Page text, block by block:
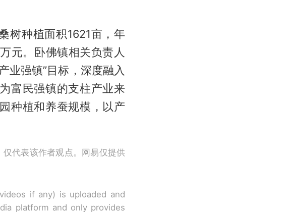
树种植面积1621亩，年
元。卧佛镇相关负责人
业强镇”目标，深度融入
富民强镇的支柱产业来
种植和养蚕规模，以产
代表该作者观点。网易仅提供
if any) is uploaded and
platform and only provides